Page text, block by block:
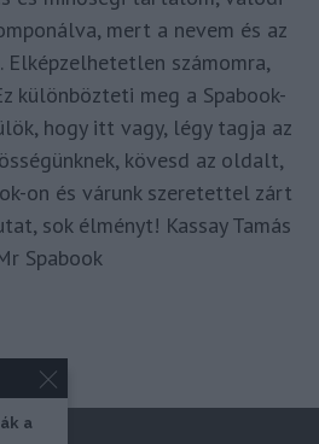
mert a nevem és az
Elképzelhetetlen számomra,
különbözteti meg a Spabook-
hogy itt vagy, légy tagja az
kövesd az oldalt,
on és várunk szeretettel zárt
sok élményt! Kassay Tamás
Spabook
a